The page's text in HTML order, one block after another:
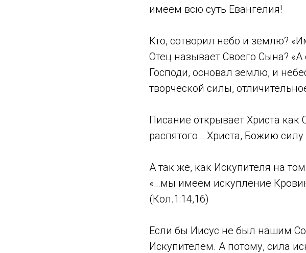
имеем всю суть Евангелия!
Кто, сотворил небо и землю?
Отец называет Своего Сына?
Господи, основал землю, и
творческой силы,
Писание открывает Христа
распятого… Христа, Божию
А так же, как Искупителя на
«…мы имеем искупление
(Кол.1:14,16)
Если бы Иисус не был нашим
Искупителем. А потому, сила